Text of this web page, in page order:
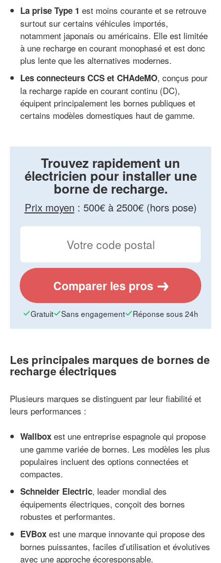
La prise Type 1 est moins courante et se retrouve
surtout sur certains véhicules importés,
notamment japonais ou américains. Elle est limitée
à une recharge en courant monophasé et est donc
plus lente que les alternatives modernes.
Les connecteurs CCS et CHAdeMO, conçus pour
la recharge rapide en courant continu (DC),
équipent principalement les bornes publiques et
certains modèles domestiques haut de gamme.
Trouvez rapidement un
électricien pour installer une
borne de recharge.
Prix moyen : 500€ à 2500€ (hors pose)
Comparer les pros
Gratuit Sans engagement Réponse sous 24h
Les principales marques de bornes de
recharge électriques
Plusieurs marques se distinguent par leur fiabilité et
leurs performances :
Wallbox est une entreprise espagnole qui propose
une gamme variée de bornes. Les modèles les plus
populaires incluent des options connectées et
compactes.
Schneider Electric, leader mondial des
équipements électriques, conçoit des bornes
robustes et performantes.
EVBox est une marque innovante qui propose des
bornes puissantes, faciles d’utilisation et évolutives
avec une approche écoresponsable.